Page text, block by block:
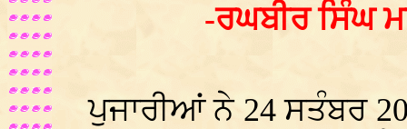
-ਰਘਬੀਰ ਸਿੰਘ
ਪੁਜਾਰੀਆਂ ਨੇ 24 ਸਤੰਬਰ